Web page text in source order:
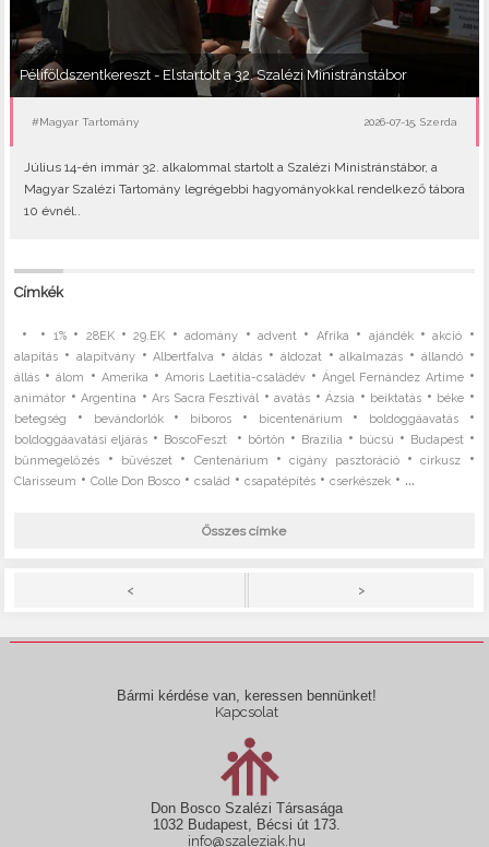
Péliföldszentkereszt - Elstartolt a 32. Szalézi Ministránstábor
#Magyar Tartomány 2026-07-15, Szerda
Július 14-én immár 32. alkalommal startolt a Szalézi Ministránstábor, a
Magyar Szalézi Tartomány legrégebbi hagyományokkal rendelkező tábora
10 évnél..
Címkék
• • 1%• 28EK•29.EK •adomány •advent • Afrika • ajándék•akció •
alapítás • alapítvány•Albertfalva •áldás • áldozat•alkalmazás • állandó•
állás •álom • Amerika • Amoris Laetitia-családév •Ángel Fernández Artime•
animátor •Argentína •Ars Sacra Fesztivál •avatás •Ázsia • beiktatás • béke •
betegség • bevándorlók• bíboros • bicentenárium • boldoggáavatás•
boldoggáavatási eljárás • BoscoFeszt • börtön • Brazília • búcsú • Budapest•
bűnmegelőzés • bűvészet• Centenárium •cigány pasztoráció•cirkusz •
Clarisseum •Colle Don Bosco •család •csapatépítés •cserkészek • ...
Összes címke
< >
Bármi kérdése van, keressen bennünket!
Kapcsolat
Don Bosco Szalézi Társasága
1032 Budapest, Bécsi út 173.
info@szaleziak.hu